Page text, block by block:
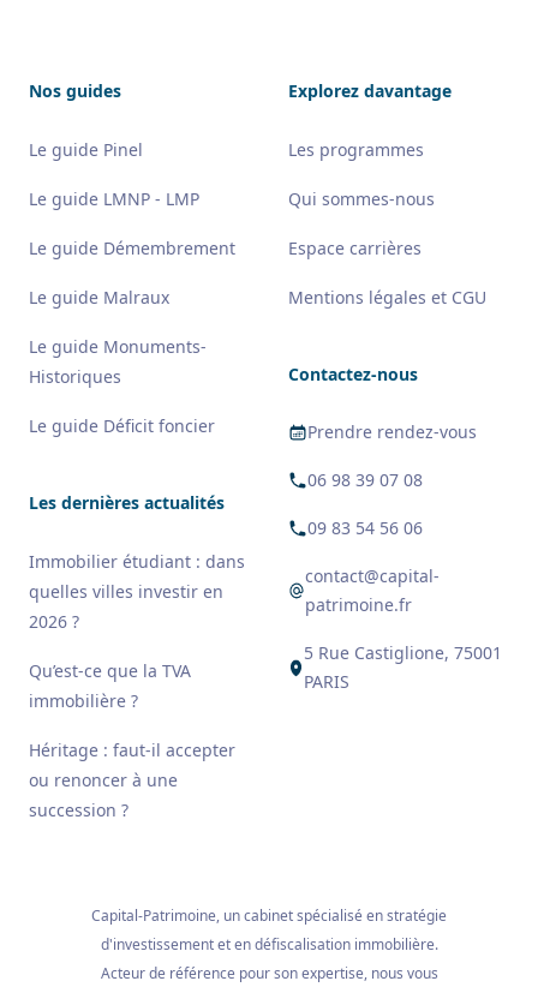
Nos guides
Le guide Pinel
Le guide LMNP - LMP
Le guide Démembrement
Le guide Malraux
Le guide Monuments-
Historiques
Le guide Déficit foncier
Les dernières actualités
Immobilier étudiant : dans
quelles villes investir en
2026 ?
Qu’est-ce que la TVA
immobilière ?
Héritage : faut-il accepter
ou renoncer à une
succession ?
Explorez davantage
Les programmes
Qui sommes-nous
Espace carrières
Mentions légales et CGU
Contactez-nous
Prendre rendez-vous
06 98 39 07 08
09 83 54 56 06
contact@capital-
patrimoine.fr
5 Rue Castiglione, 75001
PARIS
Capital-Patrimoine, un cabinet spécialisé en stratégie
d'investissement et en défiscalisation immobilière.
Acteur de référence pour son expertise, nous vous